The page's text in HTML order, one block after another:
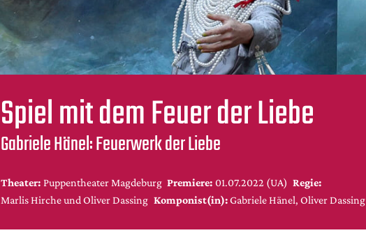
Spiel mit dem Feuer der Liebe
Gabriele Hänel: Feuerwerk der Liebe
Theater: Puppentheater Magdeburg Premiere: 01.07.2022 (UA) Regie:
Marlis Hirche und Oliver Dassing Komponist(in): Gabriele Hänel, Oliver Dassing